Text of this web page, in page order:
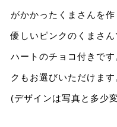
がかかったくまさんを作
優しいピンクのくまさん
ハートのチョコ付きで
クもお選びいただけます
(デザインは写真と多少